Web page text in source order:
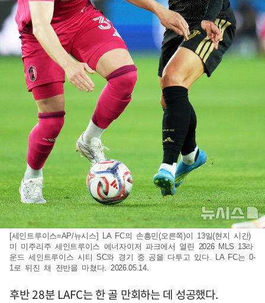
[세인트루이스=AP/뉴시스] LA FC의 손흥민(오른쪽)이 13일(현지 시간)
미 미주리주 세인트루이스 에너자이저 파크에서 열린 2026 MLS 13라
운드 세인트루이스 시티 SC와 경기 중 공을 다투고 있다. LA FC는 0-
1로 뒤진 채 전반을 마쳤다. 2026.05.14.
후반 28분 LAFC는 한 골 만회하는 데 성공했다.